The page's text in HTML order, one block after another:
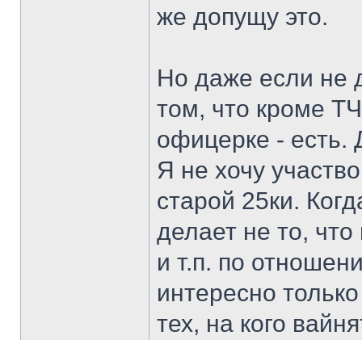
же допущу это.
Но даже если не
том, что кроме
офицерке - есть.
Я не хочу
старой 25ки.
делает не то,
и т.п. по
интересно
тех, на кого